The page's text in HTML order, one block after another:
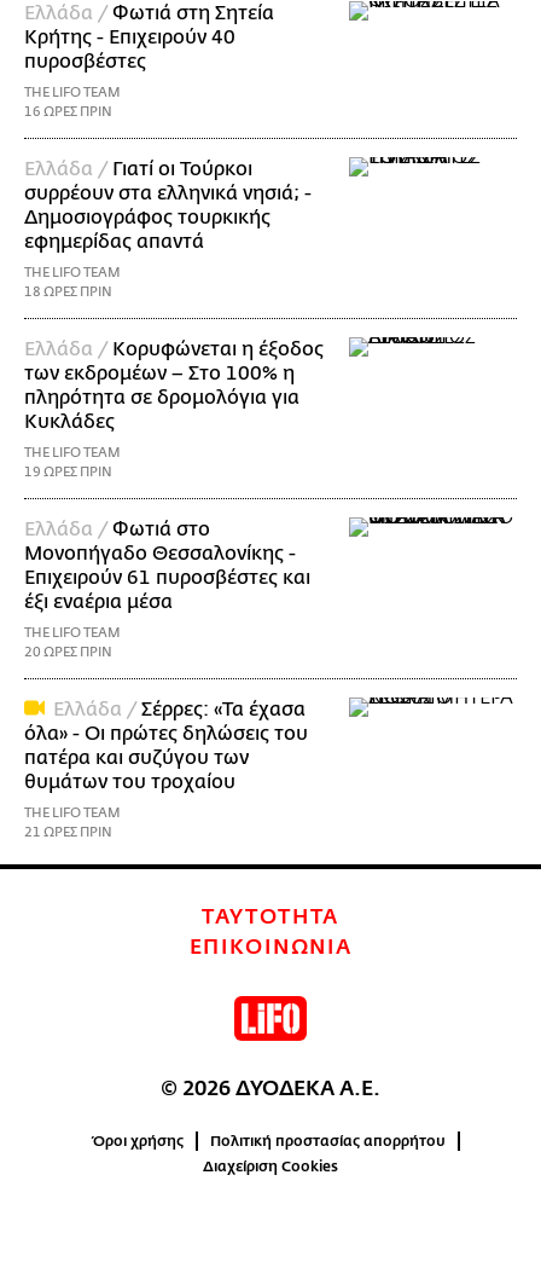
Ελλάδα /Φωτιά στη Σητεία
Κρήτης - Επιχειρούν 40
πυροσβέστες
THE LIFO TEAM
16 ΩΡΕΣ ΠΡΙΝ
Ελλάδα / Γιατί οι Τούρκοι
συρρέουν στα ελληνικά νησιά; -
Δημοσιογράφος τουρκικής
εφημερίδας απαντά
THE LIFO TEAM
18 ΩΡΕΣ ΠΡΙΝ
Ελλάδα / Κορυφώνεται η έξοδος
των εκδρομέων – Στο 100% η
πληρότητα σε δρομολόγια για
Κυκλάδες
THE LIFO TEAM
19 ΩΡΕΣ ΠΡΙΝ
Ελλάδα /Φωτιά στο
Μονοπήγαδο Θεσσαλονίκης -
Επιχειρούν 61 πυροσβέστες και
έξι εναέρια μέσα
THE LIFO TEAM
20 ΩΡΕΣ ΠΡΙΝ
Ελλάδα /Σέρρες: «Τα έχασα
όλα» - Οι πρώτες δηλώσεις του
πατέρα και συζύγου των
θυμάτων του τροχαίου
THE LIFO TEAM
21 ΩΡΕΣ ΠΡΙΝ
ΤΑΥΤΟΤΗΤΑ
ΕΠΙΚΟΙΝΩΝΙΑ
© 2026 ΔΥΟΔΕΚΑ Α.Ε.
Όροι χρήσης
Πολιτική προστασίας απορρήτου
Διαχείριση Cookies